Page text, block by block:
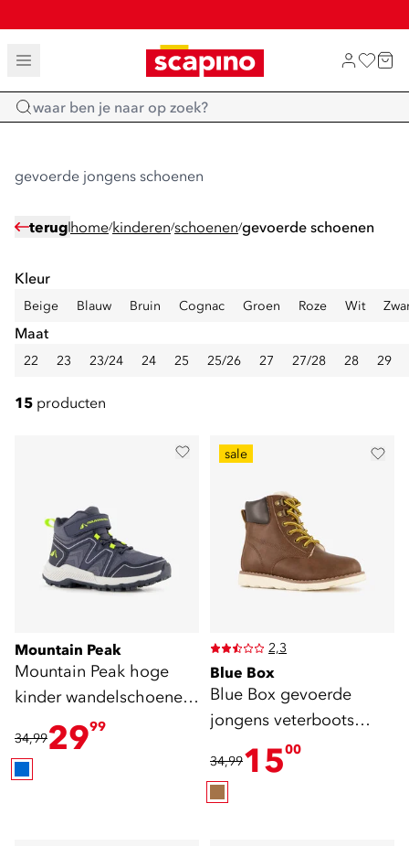
TOT 70% KORTING OP SALE
SHOP NIEUW
Home
gevoerde jongens schoenen
terug home/kinderen/schoenen/gevoerde schoenen
Kleur
Beige Blauw Bruin Cognac Groen Roze Wit
Maat
22 23 23/24 24 25 25/26 27 27/28 28 29
15 producten
Mountain Peak
Mountain Peak hoge
kinder wandelschoenen
cat. A B
34,992999
sale
2,3
Blue Box
Blue Box gevoerde
jongens veterboots
cognac bruin
34,991500